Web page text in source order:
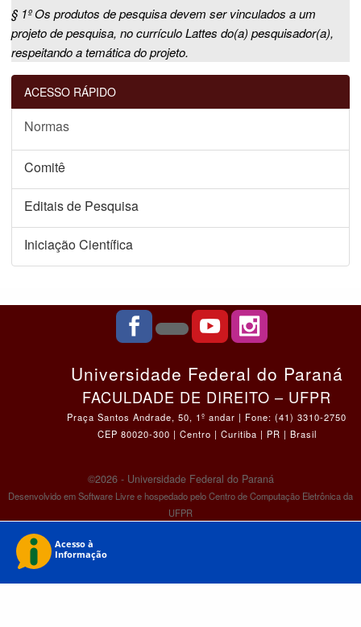
§ 1º Os produtos de pesquisa devem ser vinculados a um
projeto de pesquisa, no currículo Lattes do(a) pesquisador(a),
respeitando a temática do projeto.
ACESSO RÁPIDO
Normas
Comitê
Editais de Pesquisa
Iniciação Científica
Universidade Federal do Paraná
FACULDADE DE DIREITO – UFPR
Praça Santos Andrade, 50, 1º andar | Fone: (41) 3310-2750
CEP 80020-300 | Centro | Curitiba | PR | Brasil
©2026 - Universidade Federal do Paraná
Desenvolvido em Software Livre e hospedado pelo Centro de Computação Eletrônica da
UFPR